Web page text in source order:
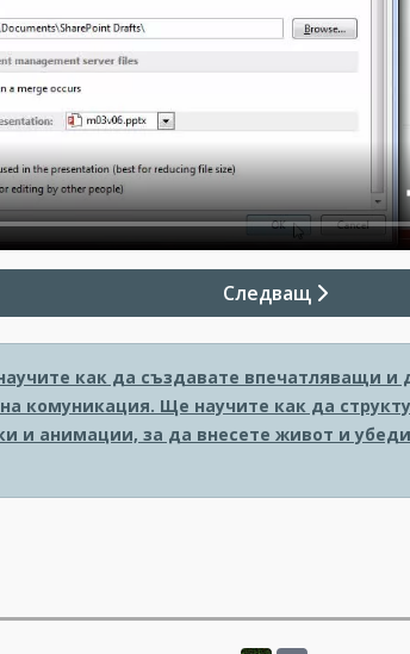
Следващ
как да създавате впечатляващи и
комуникация. Ще научите как да
и анимации, за да внесете живот и